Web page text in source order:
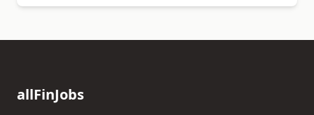
allFinJobs